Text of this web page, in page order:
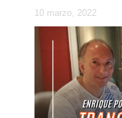
10 marzo, 2022